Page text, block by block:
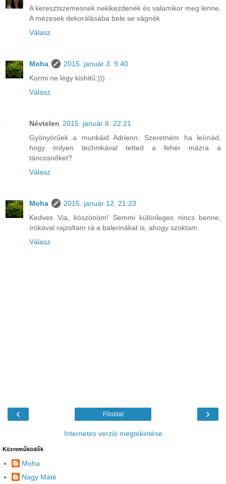
A keresztszemesnek nekikezdenék és valamikor meg lenne.
A mézesek dekorálásába bele se vágnék
Válasz
Moha
2015. január 3. 9:40
Kormi ne légy kishitű:)))
Válasz
Névtelen 2015. január 8. 22:21
Gyönyörűek a munkáid Adrienn. Szeretném ha leírnád,
hogy milyen technikával tetted a fehér mázra a
táncosnőket?
Válasz
Moha
2015. január 12. 21:23
Kedves Via, köszönöm! Semmi különleges nincs benne,
írókával rajzoltam rá a balerinákat is, ahogy szoktam.
Válasz
‹ ›
Főoldal
Internetes verzió megtekintése
Közreműködők
Moha
Nagy Máté